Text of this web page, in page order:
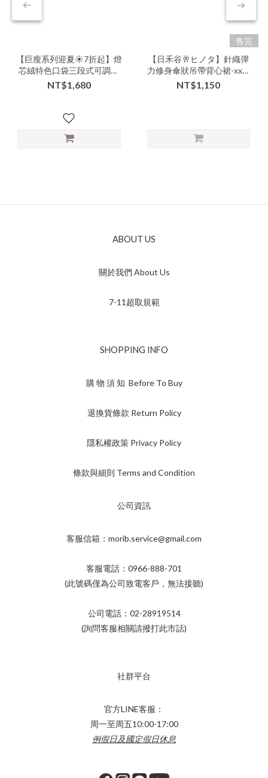
【巨瘦系列迎夏☀️7折起】燈
芯絨特色口袋三段式可調長
度吊帶裙-nnnv-310329▶
NT$1,680
售完
【日禾谷🥂ヒノタ】針織彈
力修身傘狀吊帶背心裙-xxx-
311401▶
NT$1,150
ABOUT US
關於我們 About Us
7-11超取規範
SHOPPING INFO
購 物 須 知 Before To Buy
退換貨條款 Return Policy
隱私權政策 Privacy Policy
條款與細則 Terms and Condition
公司資訊
客服信箱：morib.service@gmail.com
客服電話：0966-888-701
(此號碼僅為公司致電客戶，無法接聽)
公司電話：02-28919514
(詢問客服相關請撥打此市話)
社群平台
官方LINE客服：
周一至周五10:00-17:00
例假日及國定假日休息